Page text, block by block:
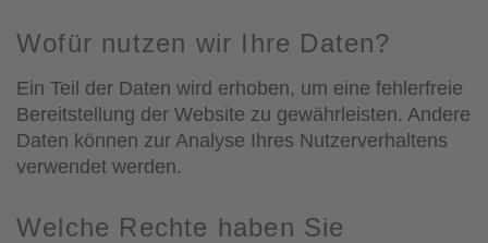
Wofür nutzen wir Ihre Daten?
Ein Teil der Daten wird erhoben, um eine fehlerfreie
Bereitstellung der Website zu gewährleisten. Andere
Daten können zur Analyse Ihres Nutzerverhaltens
verwendet werden.
Welche Rechte haben Sie